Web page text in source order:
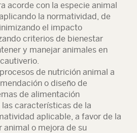
acorde con la especie animal
la normatividad, de
el impacto
criterios de bienestar
y manejar animales en
de nutrición animal a
o diseño de
de alimentación
características de la
aplicable, a favor de la
animal o mejora de su